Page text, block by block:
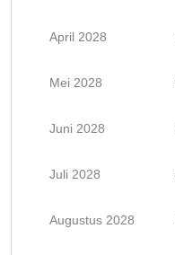
April 2028
Mei 2028
Juni 2028
Juli 2028
Augustus 2028